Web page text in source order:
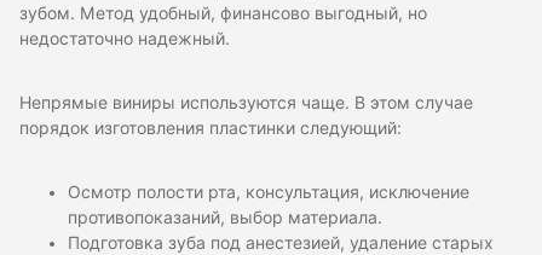
зубом. Метод удобный, финансово выгодный, но
недостаточно надежный.
Непрямые виниры используются чаще. В этом случае
порядок изготовления пластинки следующий:
Осмотр полости рта, консультация, исключение
противопоказаний, выбор материала.
Подготовка зуба под анестезией, удаление старых